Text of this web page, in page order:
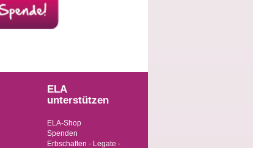
ELA
unterstützen
ELA-Shop
Spenden
Erbschaften - Legate -